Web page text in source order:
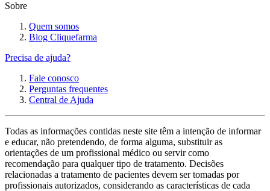
Sobre
Quem somos
Blog Cliquefarma
Precisa de ajuda?
Fale conosco
Perguntas frequentes
Central de Ajuda
Todas as informações contidas neste site têm a intenção de informar
e educar, não pretendendo, de forma alguma, substituir as
orientações de um profissional médico ou servir como
recomendação para qualquer tipo de tratamento. Decisões
relacionadas a tratamento de pacientes devem ser tomadas por
profissionais autorizados, considerando as características de cada